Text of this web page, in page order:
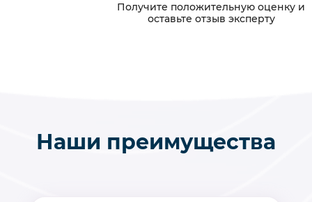
Получите положительную оценку и
оставьте отзыв эксперту
Наши преимущества